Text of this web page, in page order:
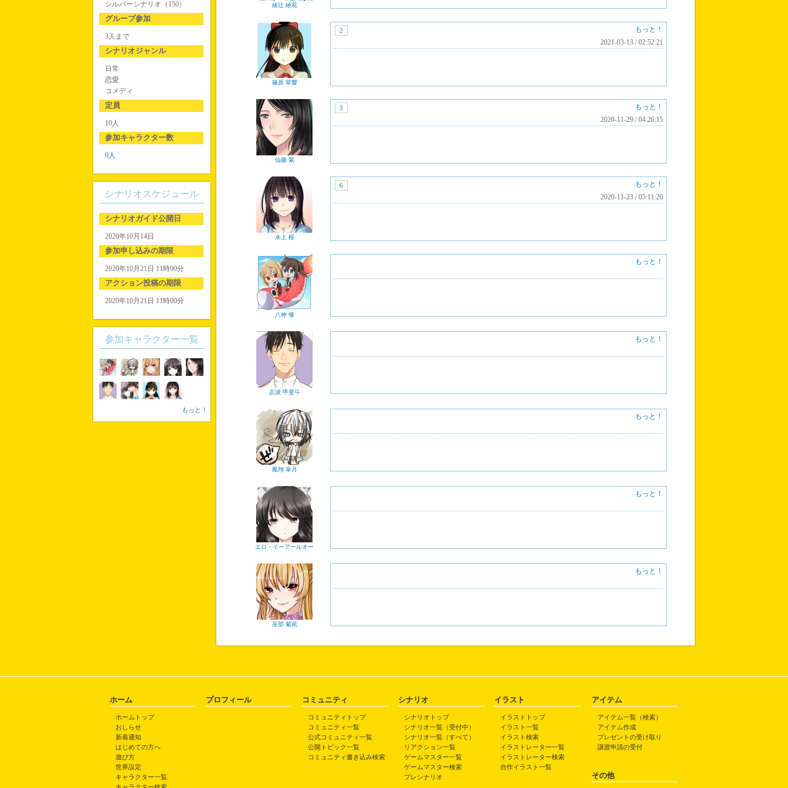
綾辻 綾花
篠原 翠響
2
もっと！
2021-03-13 / 02:52:21
仙藤 紫
3
もっと！
2020-11-29 / 04:26:15
水上 桜
6
もっと！
2020-11-23 / 05:11:20
八神 修
もっと！
志波 甲斐斗
もっと！
鳳翔 皐月
もっと！
エロ・イーアールオー
もっと！
巫部 紫苑
もっと！
シルバーシナリオ（150）
グループ参加
3人まで
シナリオジャンル
日常
恋愛
コメディ
定員
10人
参加キャラクター数
9人
シナリオスケジュール
シナリオガイド公開日
2020年10月14日
参加申し込みの期限
2020年10月21日 11時00分
アクション投稿の期限
2020年10月21日 11時00分
参加キャラクター一覧
もっと！
ホーム
ホームトップ
おしらせ
新着通知
はじめての方へ
遊び方
世界設定
キャラクター一覧
プロフィール コミュニティ
コミュニティトップ
コミュニティ一覧
公式コミュニティ一覧
公開トピック一覧
コミュニティ書き込み検索
シナリオ
シナリオトップ
シナリオ一覧（受付中）
シナリオ一覧（すべて）
リアクション一覧
ゲームマスター一覧
ゲームマスター検索
プレシナリオ
イラスト
イラストトップ
イラスト一覧
イラスト検索
イラストレーター一覧
イラストレーター検索
自作イラスト一覧
アイテム
アイテム一覧（検索）
アイテム作成
プレゼントの受け取り
譲渡申請の受付
その他